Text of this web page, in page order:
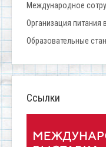
Международное
Организация питания
Образовательные
Ссылки